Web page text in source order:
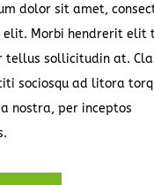
dolor sit amet,
elit. Morbi hendrerit elit
sollicitudin at.
sociosqu ad litora
nostra, per inceptos